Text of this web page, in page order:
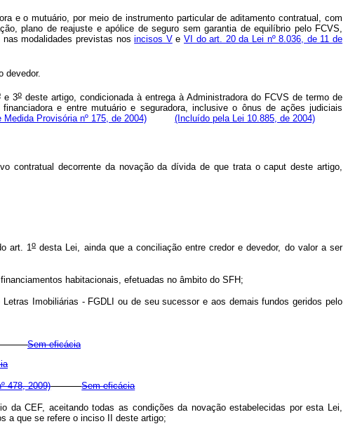
e o mutuário, por meio de instrumento particular de aditamento contratual, com
plano de reajuste e apólice de seguro sem garantia de equilíbrio pelo FCVS,
nas modalidades previstas nosincisos Ve VI do art. 20 da Lei nº 8.036, de 11 de
devedor.
e 3o deste artigo, condicionada à entrega à Administradora do FCVS de termo de
e entre mutuário e seguradora, inclusive o ônus de ações judiciais
Medida Provisória nº 175, de 2004) (Incluído pela Lei 10.885, de 2004)
contratual decorrente da novação da dívida de que trata o caput deste artigo,
art. 1odesta Lei, ainda que a conciliação entre credor e devedor, do valor a ser
habitacionais, efetuadas no âmbito do SFH;
Imobiliárias - FGDLI ou de seu sucessor e aos demais fundos geridos pelo
Sem eficácia
478, 2009) Sem eficácia
da CEF, aceitando todas as condições da novação estabelecidas por esta Lei,
a que se refere o inciso II deste artigo;